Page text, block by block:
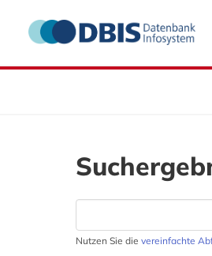
Nutzen Sie die vereinfachte